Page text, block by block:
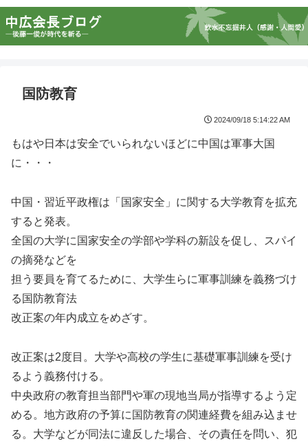
国防教育
2024/09/18 5:14:22 AM
もはや日本は安全でいられないほどに中国は軍事大国
に・・・
中国・習近平政権は「国家安全」に関する大学教育を拡充
すると発表。
全国の大学に国家安全の学部や学科の新設を促し、スパイ
の摘発などを
担う要員を育てるために、大学生らに軍事訓練を義務づけ
る国防教育法
改正案の年内成立をめざす。
改正案は2度目。大学や高校の学生に基礎軍事訓練を受け
るよう義務付ける。
中央政府の教育担当部門や軍の現地当局が指導するよう定
める。地方政府の予算に国防教育の関連経費を組み込ませ
る。大学などが同法に違反した場合、その責任を問い、犯